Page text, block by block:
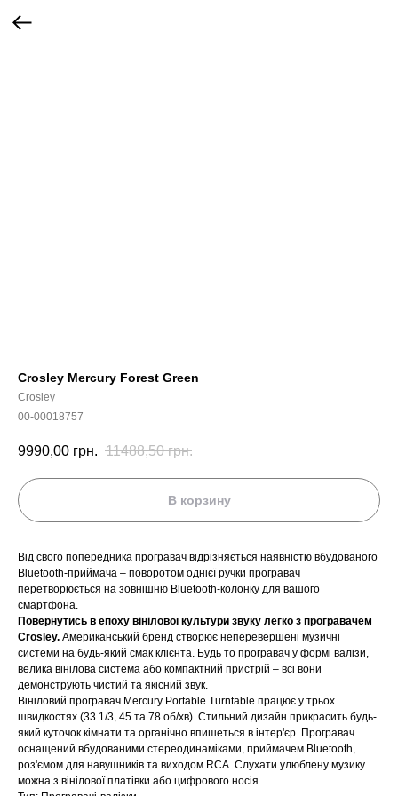
Crosley Mercury Forest Green
Crosley
00-00018757
9990,00 грн. 11488,50 грн.
В корзину
Від свого попередника програвач відрізняється наявністю вбудованого
Bluetooth-приймача – поворотом однієї ручки програвач
перетворюється на зовнішню Bluetooth-колонку для вашого
смартфона.
Повернутись в епоху вінілової культури звуку легко з програвачем
Crosley. Американський бренд створює неперевершені музичні
системи на будь-який смак клієнта. Будь то програвач у формі валізи,
велика вінілова система або компактний пристрій – всі вони
демонструють чистий та якісний звук.
Вініловий програвач Mercury Portable Turntable працює у трьох
швидкостях (33 1/3, 45 та 78 об/хв). Стильний дизайн прикрасить будь-
який куточок кімнати та органічно впишеться в інтер'єр. Програвач
оснащений вбудованими стереодинаміками, приймачем Bluetooth,
роз'ємом для навушників та виходом RCA. Слухати улюблену музику
можна з вінілової платівки або цифрового носія.